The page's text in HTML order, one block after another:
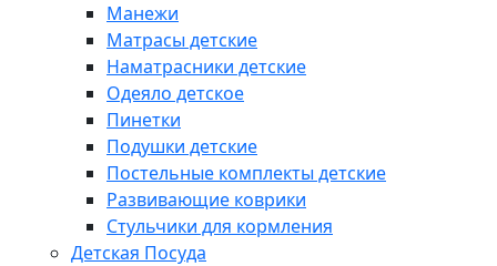
Манежи
Матрасы детские
Наматрасники детские
Одеяло детское
Пинетки
Подушки детские
Постельные комплекты детские
Развивающие коврики
Стульчики для кормления
Детская Посуда